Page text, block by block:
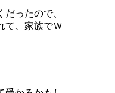
ったので、
て、家族でＷ